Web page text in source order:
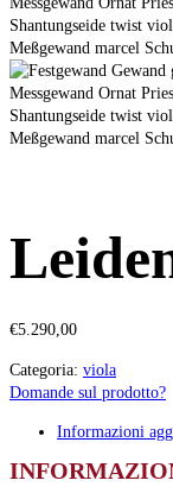
€5.290,00
Categoria: viola
Domande sul prodotto?
Informazioni